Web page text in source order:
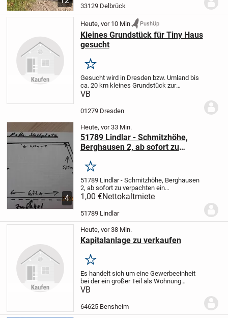
Ferienwohnung auf zwei Etagen, die sich
33129 Delbrück
Heute, vor 10 Min. PushUp
Kleines Grundstück für Tiny Haus
gesucht
Merken
Gesucht wird in Dresden bzw. Umland bis
ca. 20 km kleines Grundstück zur
Pacht/Miete/Kauf für Stellung eines Tiny
VB
01279 Dresden
4
Heute, vor 33 Min.
51789 Lindlar - Schmitzhöhe,
Berghausen 2, ab sofort zu
Merken
51789 Lindlar - Schmitzhöhe, Berghausen
2, ab sofort zu verpachten ein
Einzelstellplatz, auf den Bildern rechts
unmittelbarer Nähe zu einem Wohnhaus
1,00 €Nettokaltmiete
51789 Lindlar
Heute, vor 38 Min.
Kapitalanlage zu verkaufen
Merken
Es handelt sich um eine Gewerbeeinheit
bei der ein großer Teil als Wohnung
genutzt werden könnte, Innenstadt
als reine Gewerbeeinheit von fast
26.000,00 Euro im...
VB
64625 Bensheim